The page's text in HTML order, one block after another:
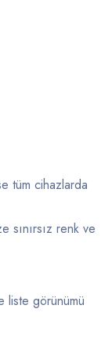
tüm cihazlarda
sınırsız renk ve
liste görünümü